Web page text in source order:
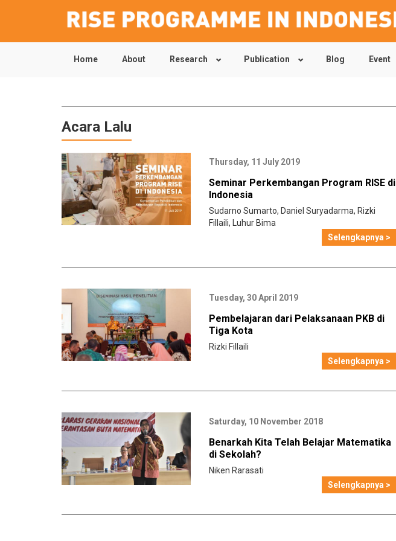
Home About Research Publication Blog Event
Acara Lalu
Thursday, 11 July 2019
Seminar Perkembangan Program RISE di
Indonesia
Sudarno Sumarto, Daniel Suryadarma, Rizki
Fillaili,
Luhur Bima
Selengkapnya >
Tuesday, 30 April 2019
Pembelajaran dari Pelaksanaan PKB di
Tiga Kota
Rizki Fillaili
Selengkapnya >
Saturday, 10 November 2018
Benarkah Kita Telah Belajar Matematika
di Sekolah?
Niken Rarasati
Selengkapnya >